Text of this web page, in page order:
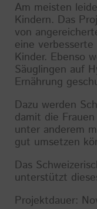
Am meisten
Kindern. Das
von
eine
Kinder. Ebenso
Säuglingen auf
Ernährung
Dazu werden
damit die
unter anderem
gut umsetzen
Das
unterstützt
Projektdauer: